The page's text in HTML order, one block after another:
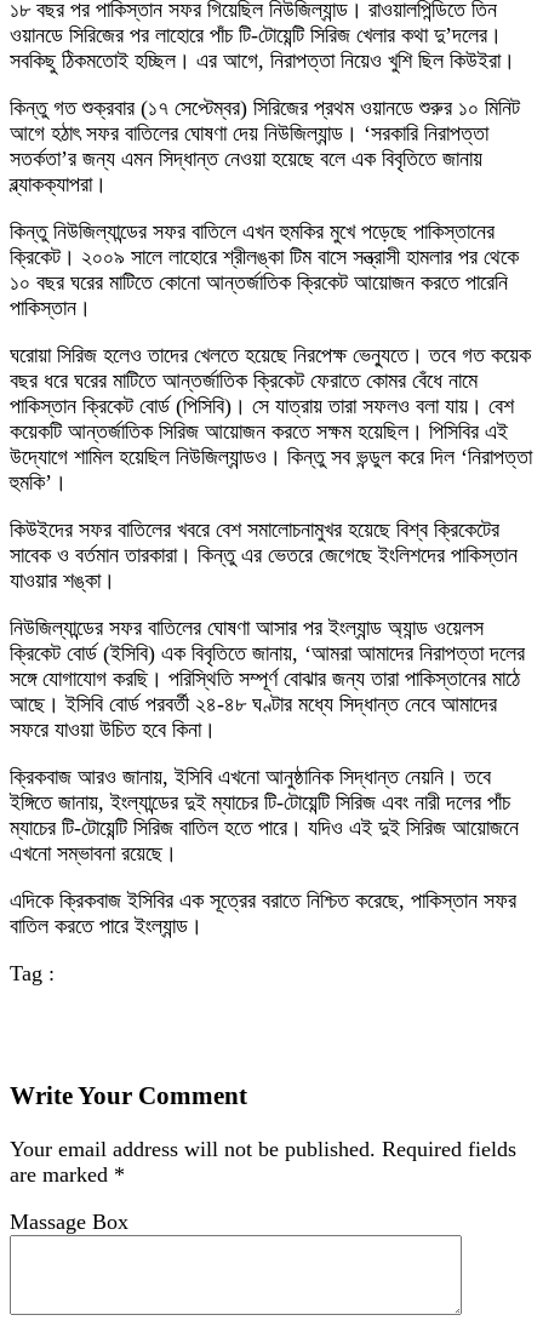
১৮ বছর পর পাকিস্তান সফর গিয়েছিল নিউজিল্যান্ড। রাওয়ালপিন্ডিতে তিন
ওয়ানডে সিরিজের পর লাহোরে পাঁচ টি-টোয়েন্টি সিরিজ খেলার কথা দু’দলের।
সবকিছু ঠিকমতোই হচ্ছিল। এর আগে, নিরাপত্তা নিয়েও খুশি ছিল কিউইরা।
কিন্তু গত শুক্রবার (১৭ সেপ্টেম্বর) সিরিজের প্রথম ওয়ানডে শুরুর ১০ মিনিট
আগে হঠাৎ সফর বাতিলের ঘোষণা দেয় নিউজিল্যান্ড। ‘সরকারি নিরাপত্তা
সতর্কতা’র জন্য এমন সিদ্ধান্ত নেওয়া হয়েছে বলে এক বিবৃতিতে জানায়
ব্ল্যাকক্যাপরা।
কিন্তু নিউজিল্যান্ডের সফর বাতিলে এখন হুমকির মুখে পড়েছে পাকিস্তানের
ক্রিকেট। ২০০৯ সালে লাহোরে শ্রীলঙ্কা টিম বাসে সন্ত্রাসী হামলার পর থেকে
১০ বছর ঘরের মাটিতে কোনো আন্তর্জাতিক ক্রিকেট আয়োজন করতে পারেনি
পাকিস্তান।
ঘরোয়া সিরিজ হলেও তাদের খেলতে হয়েছে নিরপেক্ষ ভেন্যুতে। তবে গত কয়েক
বছর ধরে ঘরের মাটিতে আন্তর্জাতিক ক্রিকেট ফেরাতে কোমর বেঁধে নামে
পাকিস্তান ক্রিকেট বোর্ড (পিসিবি)। সে যাত্রায় তারা সফলও বলা যায়। বেশ
কয়েকটি আন্তর্জাতিক সিরিজ আয়োজন করতে সক্ষম হয়েছিল। পিসিবির এই
উদ্যোগে শামিল হয়েছিল নিউজিল্যান্ডও। কিন্তু সব ভন্ডুল করে দিল ‘নিরাপত্তা
হুমকি’।
কিউইদের সফর বাতিলের খবরে বেশ সমালোচনামুখর হয়েছে বিশ্ব ক্রিকেটের
সাবেক ও বর্তমান তারকারা। কিন্তু এর ভেতরে জেগেছে ইংলিশদের পাকিস্তান
যাওয়ার শঙ্কা।
নিউজিল্যান্ডের সফর বাতিলের ঘোষণা আসার পর ইংল্যান্ড অ্যান্ড ওয়েলস
ক্রিকেট বোর্ড (ইসিবি) এক বিবৃতিতে জানায়, ‘আমরা আমাদের নিরাপত্তা দলের
সঙ্গে যোগাযোগ করছি। পরিস্থিতি সম্পূর্ণ বোঝার জন্য তারা পাকিস্তানের মাঠে
আছে। ইসিবি বোর্ড পরবর্তী ২৪-৪৮ ঘণ্টার মধ্যে সিদ্ধান্ত নেবে আমাদের
সফরে যাওয়া উচিত হবে কিনা।
ক্রিকবাজ আরও জানায়, ইসিবি এখনো আনুষ্ঠানিক সিদ্ধান্ত নেয়নি। তবে
ইঙ্গিতে জানায়, ইংল্যান্ডের দুই ম্যাচের টি-টোয়েন্টি সিরিজ এবং নারী দলের পাঁচ
ম্যাচের টি-টোয়েন্টি সিরিজ বাতিল হতে পারে। যদিও এই দুই সিরিজ আয়োজনে
এখনো সম্ভাবনা রয়েছে।
এদিকে ক্রিকবাজ ইসিবির এক সূত্রের বরাতে নিশ্চিত করেছে, পাকিস্তান সফর
বাতিল করতে পারে ইংল্যান্ড।
Tag :
Write Your Comment
Your email address will not be published. Required fields
are marked *
Massage Box